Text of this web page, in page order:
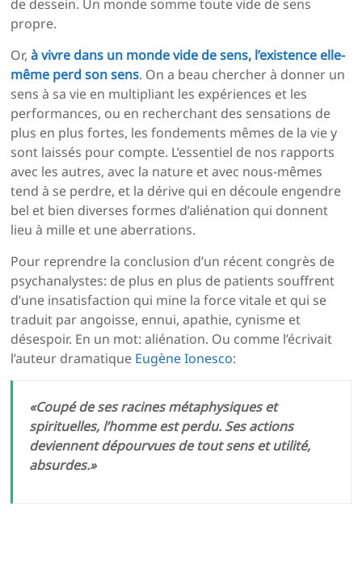
de dessein. Un monde somme toute vide de sens
propre.
Or,à vivre dans un monde vide de sens, l’existence elle-
même perd son sens. On a beau chercher à donner un
sens à sa vie en multipliant les expériences et les
performances, ou en recherchant des sensations de
plus en plus fortes, les fondements mêmes de la vie y
sont laissés pour compte. L’essentiel de nos rapports
avec les autres, avec la nature et avec nous-mêmes
tend à se perdre, et la dérive qui en découle engendre
bel et bien diverses formes d’aliénation qui donnent
lieu à mille et une aberrations.
Pour reprendre la conclusion d’un récent congrès de
psychanalystes: de plus en plus de patients souffrent
d’une insatisfaction qui mine la force vitale et qui se
traduit par angoisse, ennui, apathie, cynisme et
désespoir. En un mot: aliénation. Ou comme l’écrivait
l’auteur dramatique Eugène Ionesco:
«Coupé de ses racines métaphysiques et
spirituelles, l’homme est perdu. Ses actions
deviennent dépourvues de tout sens et utilité,
absurdes.»